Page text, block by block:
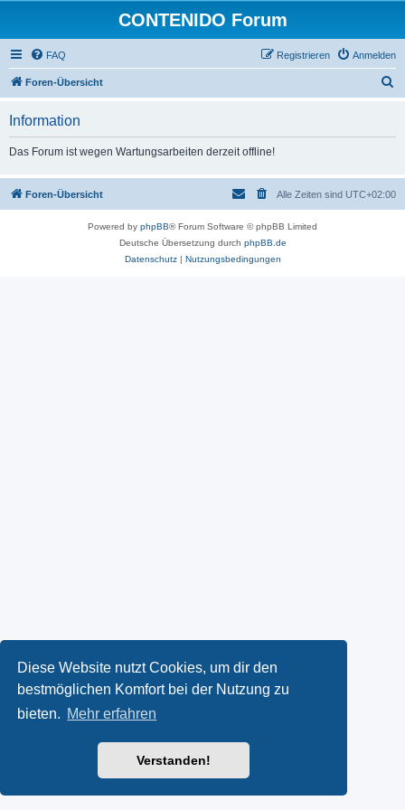
Diese Website nutzt Cookies, um dir den
bestmöglichen Komfort bei der Nutzung zu
bieten. Mehr erfahren
Verstanden!
CONTENIDO Forum
FAQ Anmelden
Registrieren
Foren-Übersicht
Information
Das Forum ist wegen Wartungsarbeiten derzeit offline!
Foren-Übersicht Alle Zeiten sind UTC+02:00
Powered by phpBB® Forum Software © phpBB Limited
Deutsche Übersetzung durch phpBB.de
Datenschutz| Nutzungsbedingungen